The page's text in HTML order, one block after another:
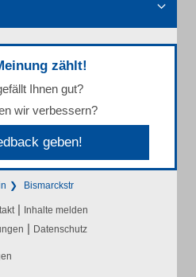
zählt!
Ihnen gut?
wir verbessern?
geben!
Bismarckstr
| Inhalte melden
| Datenschutz